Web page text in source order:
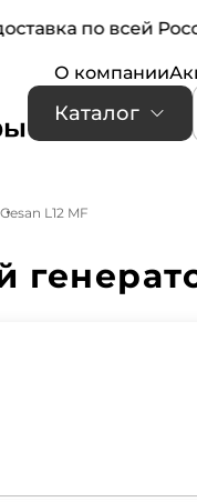
по всей России
О компании
Каталог
Gesan L12 MF